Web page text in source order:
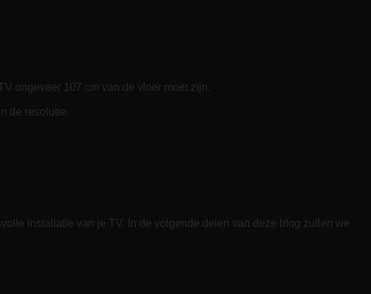
ongeveer 107 cm van de vloer moet zijn.
de resolutie.
installatie van je TV. In de volgende delen van deze blog zullen we